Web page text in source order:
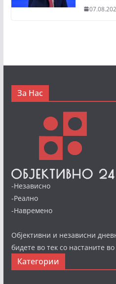
За Нас
-Независно
-Реално
-Навремено
Објективни и независни
бидете во тек со настаните
Категории